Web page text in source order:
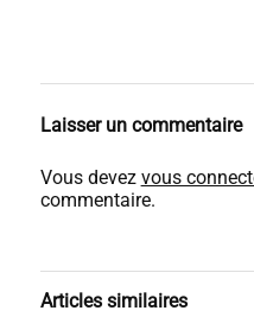
Laisser un commentaire
Vous devez vous
commentaire.
Articles similaires